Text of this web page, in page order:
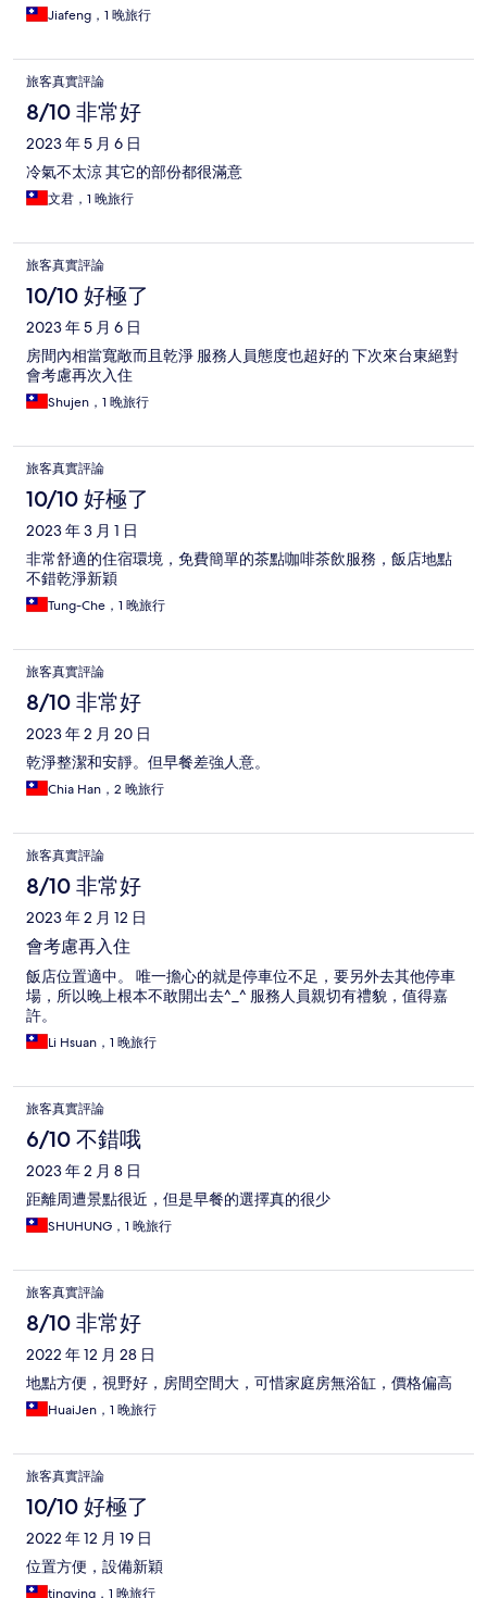
Jiafeng，1 晚旅行
旅客真實評論
8/10 非常好
2023 年 5 月 6 日
冷氣不太涼 其它的部份都很滿意
文君，1 晚旅行
旅客真實評論
10/10 好極了
2023 年 5 月 6 日
房間內相當寬敞而且乾淨 服務人員態度也超好的 下次來台東絕對
會考慮再次入住
Shujen，1 晚旅行
旅客真實評論
10/10 好極了
2023 年 3 月 1 日
非常舒適的住宿環境，免費簡單的茶點咖啡茶飲服務，飯店地點
不錯乾淨新穎
Tung-Che，1 晚旅行
旅客真實評論
8/10 非常好
2023 年 2 月 20 日
乾淨整潔和安靜。但早餐差強人意。
Chia Han，2 晚旅行
旅客真實評論
8/10 非常好
2023 年 2 月 12 日
會考慮再入住
飯店位置適中。 唯一擔心的就是停車位不足，要另外去其他停車
場，所以晚上根本不敢開出去^_^ 服務人員親切有禮貌，值得嘉
許。
Li Hsuan，1 晚旅行
旅客真實評論
6/10 不錯哦
2023 年 2 月 8 日
距離周遭景點很近，但是早餐的選擇真的很少
SHUHUNG，1 晚旅行
旅客真實評論
8/10 非常好
2022 年 12 月 28 日
地點方便，視野好，房間空間大，可惜家庭房無浴缸，價格偏高
HuaiJen，1 晚旅行
旅客真實評論
10/10 好極了
2022 年 12 月 19 日
位置方便，設備新穎
tingying，1 晚旅行